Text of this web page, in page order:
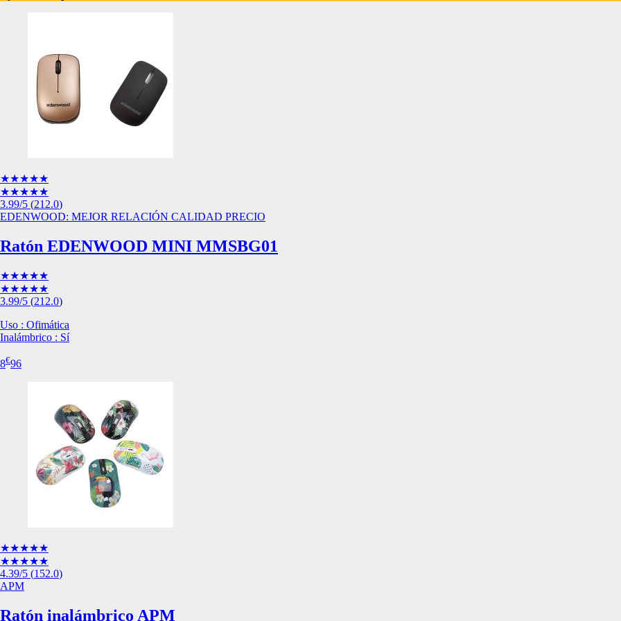
★★★★★
★★★★★
3.99/5 (212.0)
EDENWOOD: MEJOR RELACIÓN CALIDAD PRECIO
Ratón EDENWOOD MINI MMSBG01
★★★★★
★★★★★
3.99/5 (212.0)
Uso : Ofimática
Inalámbrico : Sí
8€96
★★★★★
★★★★★
4.39/5 (152.0)
APM
Ratón inalámbrico APM
información de identificación personal.